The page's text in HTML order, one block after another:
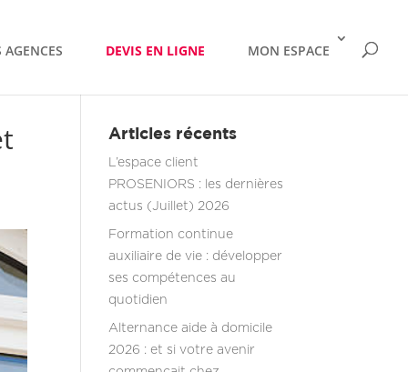
AGENCES DEVIS EN LIGNE MON ESPACE
Articles récents
L’espace client
PROSENIORS : les dernières
actus (Juillet) 2026
Formation continue
auxiliaire de vie : développer
ses compétences au
quotidien
Alternance aide à domicile
2026 : et si votre avenir